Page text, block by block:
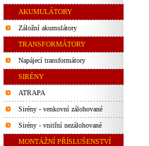
AKUMULÁTORY
Záložní akumulátory
TRANSFORMÁTORY
Napájecí transformátory
SIRÉNY
ATRAPA
Sirény - venkovní zálohované
Sirény - vnitřní nezálohované
MONTÁŽNÍ PŘÍSLUŠENSTVÍ